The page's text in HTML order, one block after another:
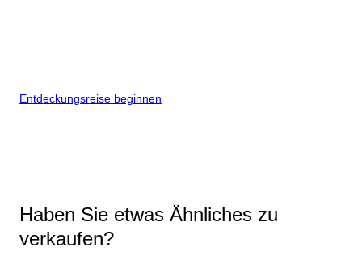
Entdeckungsreise beginnen
Haben Sie etwas Ähnliches zu
verkaufen?